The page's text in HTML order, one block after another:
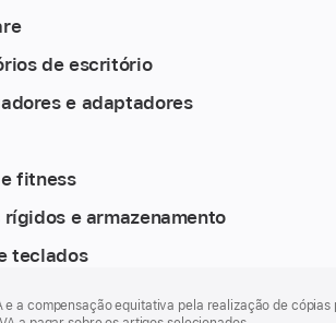
de escritório
e adaptadores
fitness
rígidos e armazenamento
teclados
e a compensação equitativa pela realização de